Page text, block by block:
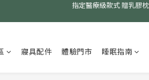
24小時AI智能客服
24小時AI智能客服
24小時AI智能客服
寢具配件 體驗門市 睡眠指南